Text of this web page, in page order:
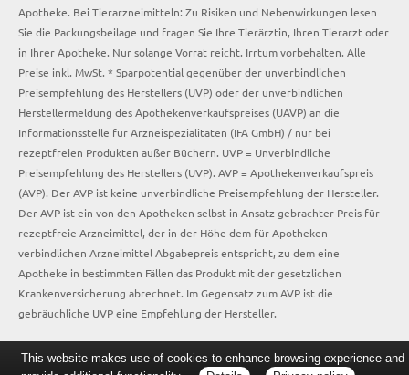
Apotheke. Bei Tierarzneimitteln: Zu Risiken und Nebenwirkungen lesen
Sie die Packungsbeilage und fragen Sie Ihre Tierärztin, Ihren Tierarzt oder
in Ihrer Apotheke. Nur solange Vorrat reicht. Irrtum vorbehalten. Alle
Preise inkl. MwSt. * Sparpotential gegenüber der unverbindlichen
Preisempfehlung des Herstellers (UVP) oder der unverbindlichen
Herstellermeldung des Apothekenverkaufspreises (UAVP) an die
Informationsstelle für Arzneispezialitäten (IFA GmbH) / nur bei
rezeptfreien Produkten außer Büchern. UVP = Unverbindliche
Preisempfehlung des Herstellers (UVP). AVP = Apothekenverkaufspreis
(AVP). Der AVP ist keine unverbindliche Preisempfehlung der Hersteller.
Der AVP ist ein von den Apotheken selbst in Ansatz gebrachter Preis für
rezeptfreie Arzneimittel, der in der Höhe dem für Apotheken
verbindlichen Arzneimittel Abgabepreis entspricht, zu dem eine
Apotheke in bestimmten Fällen das Produkt mit der gesetzlichen
Krankenversicherung abrechnet. Im Gegensatz zum AVP ist die
gebräuchliche UVP eine Empfehlung der Hersteller.
This website makes use of cookies to enhance browsing experience and